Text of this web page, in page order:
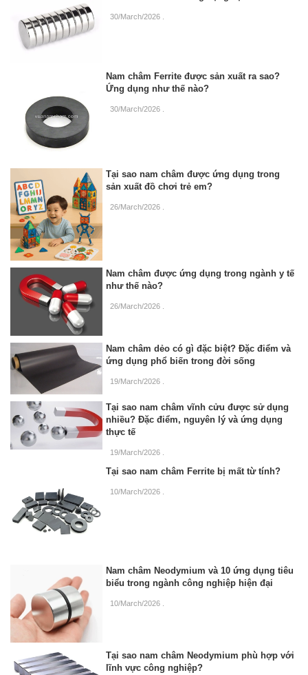
30/March/2026
Nam châm Ferrite được sản xuất ra sao?
Ứng dụng như thế nào?
30/March/2026
Tại sao nam châm được ứng dụng trong
sản xuất đồ chơi trẻ em?
26/March/2026
Nam châm được ứng dụng trong ngành y tế
như thế nào?
26/March/2026
Nam châm dẻo có gì đặc biệt? Đặc điểm và
ứng dụng phổ biến trong đời sống
19/March/2026
Tại sao nam châm vĩnh cửu được sử dụng
nhiều? Đặc điểm, nguyên lý và ứng dụng
thực tế
19/March/2026
Tại sao nam châm Ferrite bị mất từ tính?
10/March/2026
Nam châm Neodymium và 10 ứng dụng tiêu
biểu trong ngành công nghiệp hiện đại
10/March/2026
Tại sao nam châm Neodymium phù hợp với
lĩnh vực công nghiệp?